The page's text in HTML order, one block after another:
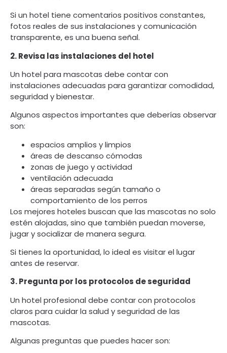
Si un hotel tiene comentarios positivos constantes,
fotos reales de sus instalaciones y comunicación
transparente, es una buena señal.
2. Revisa las instalaciones del hotel
Un hotel para mascotas debe contar con
instalaciones adecuadas para garantizar comodidad,
seguridad y bienestar.
Algunos aspectos importantes que deberías observar
son:
espacios amplios y limpios
áreas de descanso cómodas
zonas de juego y actividad
ventilación adecuada
áreas separadas según tamaño o
comportamiento de los perros
Los mejores hoteles buscan que las mascotas no solo
estén alojadas, sino que también puedan moverse,
jugar y socializar de manera segura.
Si tienes la oportunidad, lo ideal es visitar el lugar
antes de reservar.
3. Pregunta por los protocolos de seguridad
Un hotel profesional debe contar con protocolos
claros para cuidar la salud y seguridad de las
mascotas.
Algunas preguntas que puedes hacer son: